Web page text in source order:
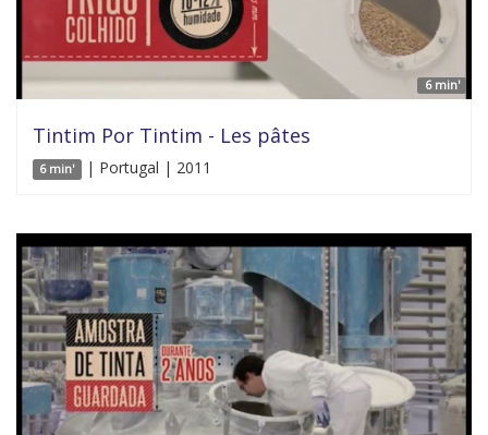
6 min'
Tintim Por Tintim - Les pâtes
6 min' | Portugal | 2011